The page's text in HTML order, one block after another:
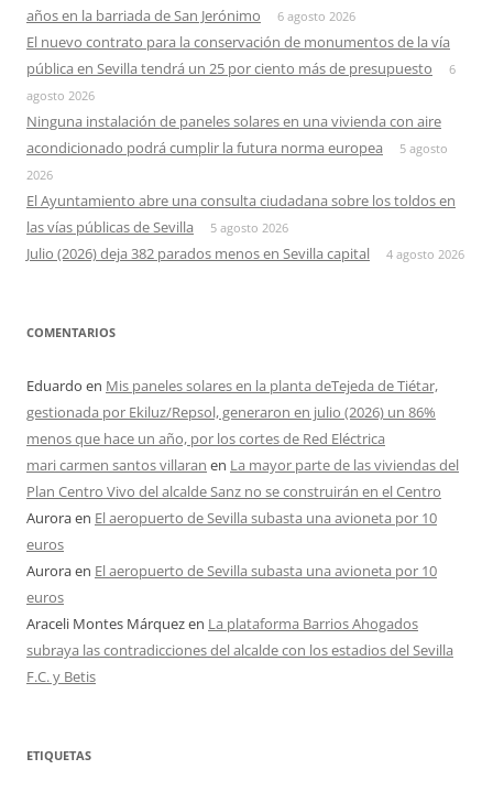
años en la barriada de San Jerónimo
6 agosto 2026
El nuevo contrato para la conservación de monumentos de la vía
pública en Sevilla tendrá un 25 por ciento más de presupuesto
6
agosto 2026
Ninguna instalación de paneles solares en una vivienda con aire
acondicionado podrá cumplir la futura norma europea
5 agosto
2026
El Ayuntamiento abre una consulta ciudadana sobre los toldos en
las vías públicas de Sevilla
5 agosto 2026
Julio (2026) deja 382 parados menos en Sevilla capital 4 agosto 2026
COMENTARIOS
Eduardo en Mis paneles solares en la planta deTejeda de Tiétar,
gestionada por Ekiluz/Repsol, generaron en julio (2026) un 86%
menos que hace un año, por los cortes de Red Eléctrica
mari carmen santos villaran en La mayor parte de las viviendas del
Plan Centro Vivo del alcalde Sanz no se construirán en el Centro
Auroraen El aeropuerto de Sevilla subasta una avioneta por 10
euros
Auroraen El aeropuerto de Sevilla subasta una avioneta por 10
euros
Araceli Montes Márquezen La plataforma Barrios Ahogados
subraya las contradicciones del alcalde con los estadios del Sevilla
F.C. y Betis
ETIQUETAS